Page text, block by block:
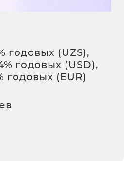
годовых (UZS),
годовых (USD),
годовых (EUR)